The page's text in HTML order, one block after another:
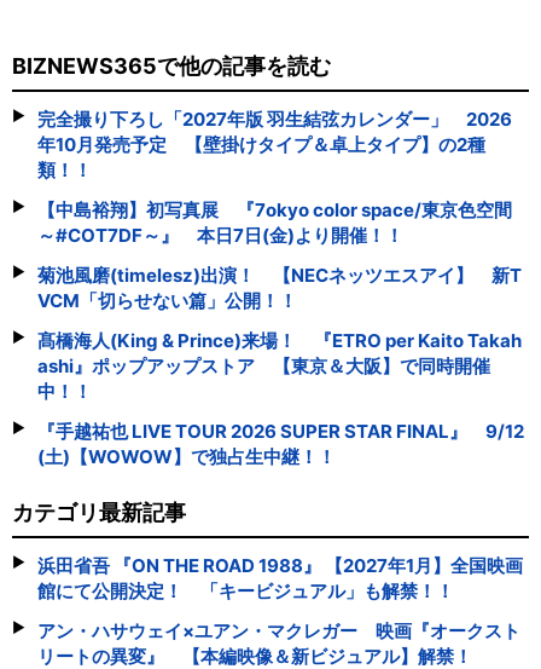
BIZNEWS365で他の記事を読む
完全撮り下ろし「2027年版 羽生結弦カレンダー」 2026
年10月発売予定 【壁掛けタイプ＆卓上タイプ】の2種
類！！
【中島裕翔】初写真展 『7okyo color space/東京色空間
～#COT7DF～』 本日7日(金)より開催！！
菊池風磨(timelesz)出演！ 【NECネッツエスアイ】 新T
VCM「切らせない篇」公開！！
髙橋海人(King & Prince)来場！ 『ETRO per Kaito Takah
ashi』ポップアップストア 【東京＆大阪】で同時開催
中！！
『手越祐也 LIVE TOUR 2026 SUPER STAR FINAL』 9/12
(土)【WOWOW】で独占生中継！！
カテゴリ最新記事
浜田省吾 『ON THE ROAD 1988』 【2027年1月】全国映画
館にて公開決定！ 「キービジュアル」も解禁！！
アン・ハサウェイ×ユアン・マクレガー 映画『オークスト
リートの異変』 【本編映像＆新ビジュアル】解禁！